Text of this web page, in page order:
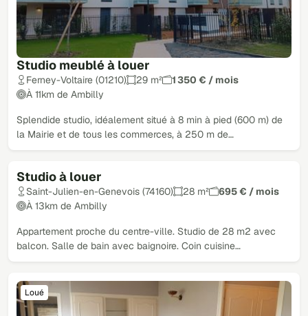
Studio meublé à louer
Ferney-Voltaire (01210) 29 m²
1 350 € / mois
À 11km de Ambilly
Splendide studio, idéalement situé à 8 min à pied (600 m) de
la Mairie et de tous les commerces, à 250 m de…
Studio à louer
Loué
Saint-Julien-en-Genevois (74160) 28 m²
695 € / mois
À 13km de Ambilly
Appartement proche du centre-ville. Studio de 28 m2 avec
balcon. Salle de bain avec baignoire. Coin cuisine…
Loué